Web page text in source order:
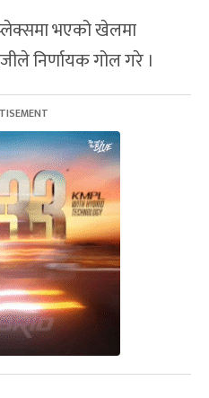
भएको खेलमा
निर्णायक गोल गरे ।